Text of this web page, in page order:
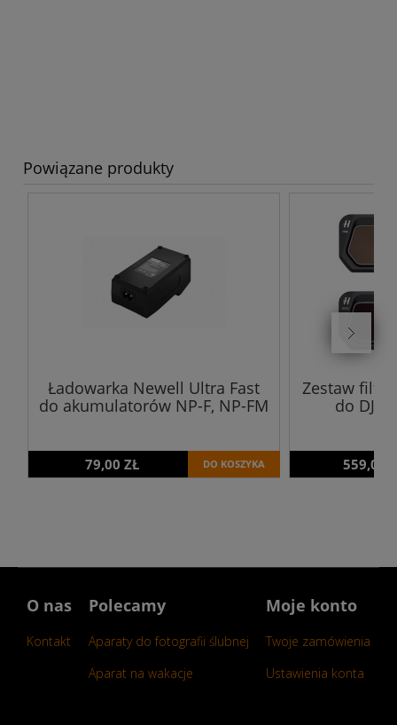
Powiązane produkty
Ładowarka Newell Ultra Fast
do akumulatorów NP-F, NP-FM
79,00 ZŁ DO KOSZYKA
Zestaw
do DJI
559,00
O nas
Kontakt
Polecamy
Aparaty do fotografii ślubnej
Aparat na wakacje
Moje konto
Twoje zamówienia
Ustawienia konta